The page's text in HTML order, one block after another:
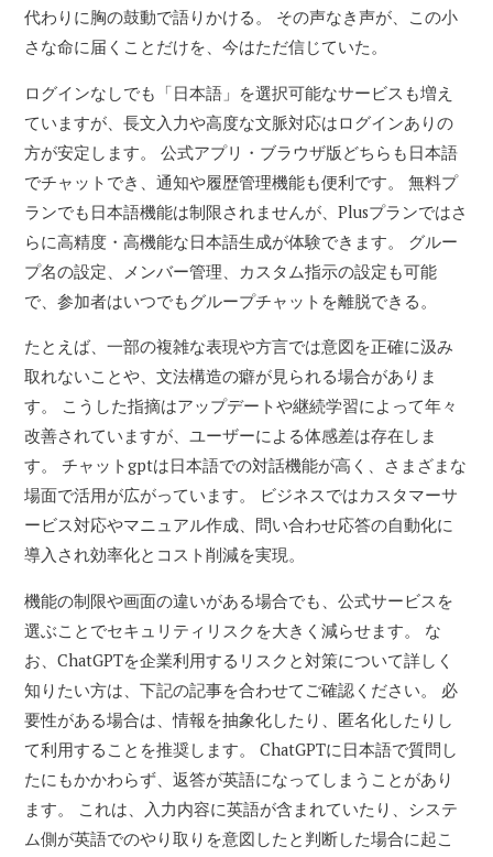
代わりに胸の鼓動で語りかける。 その声なき声が、この小
さな命に届くことだけを、今はただ信じていた。
ログインなしでも「日本語」を選択可能なサービスも増え
ていますが、長文入力や高度な文脈対応はログインありの
方が安定します。 公式アプリ・ブラウザ版どちらも日本語
でチャットでき、通知や履歴管理機能も便利です。 無料プ
ランでも日本語機能は制限されませんが、Plusプランではさ
らに高精度・高機能な日本語生成が体験できます。 グルー
プ名の設定、メンバー管理、カスタム指示の設定も可能
で、参加者はいつでもグループチャットを離脱できる。
たとえば、一部の複雑な表現や方言では意図を正確に汲み
取れないことや、文法構造の癖が見られる場合がありま
す。 こうした指摘はアップデートや継続学習によって年々
改善されていますが、ユーザーによる体感差は存在しま
す。 チャットgptは日本語での対話機能が高く、さまざまな
場面で活用が広がっています。 ビジネスではカスタマーサ
ービス対応やマニュアル作成、問い合わせ応答の自動化に
導入され効率化とコスト削減を実現。
機能の制限や画面の違いがある場合でも、公式サービスを
選ぶことでセキュリティリスクを大きく減らせます。 な
お、ChatGPTを企業利用するリスクと対策について詳しく
知りたい方は、下記の記事を合わせてご確認ください。 必
要性がある場合は、情報を抽象化したり、匿名化したりし
て利用することを推奨します。 ChatGPTに日本語で質問し
たにもかかわらず、返答が英語になってしまうことがあり
ます。 これは、入力内容に英語が含まれていたり、システ
ム側が英語でのやり取りを意図したと判断した場合に起こ